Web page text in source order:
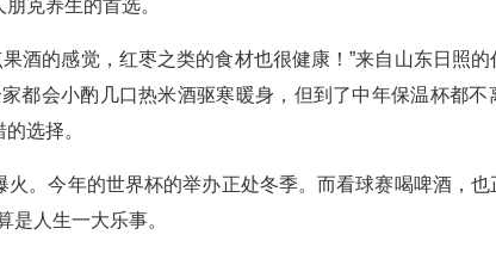
克养生的首选。
酒的感觉，红枣之类的食材也很健康！”来自山东日照
都会小酌几口热米酒驱寒暖身，但到了中年保温杯都不
选择。
火。今年的世界杯的举办正处冬季。而看球赛喝啤酒，也
是人生一大乐事。